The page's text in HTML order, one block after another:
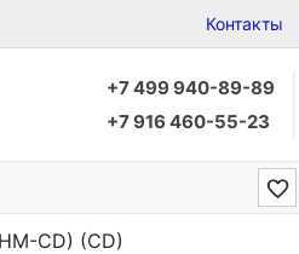
Контакты
+7 499 940-89-89
+7 916 460-55-23
CD) (CD)